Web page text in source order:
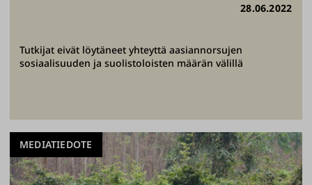
28.06.2022
Tutkijat eivät löytäneet yhteyttä aasiannorsujen
sosiaalisuuden ja suolistoloisten määrän välillä
MEDIATIEDOTE